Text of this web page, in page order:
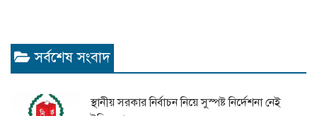
সর্বশেষ সংবাদ
স্থানীয় সরকার নির্বাচন নিয়ে সুস্পষ্ট নির্দেশনা নেই